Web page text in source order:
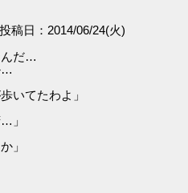
稿日：2014/06/24(火)
んだ…
…
いてたわよ」
」
」